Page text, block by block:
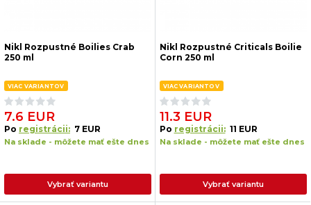
Nikl Rozpustné Boilies Crab
250 ml
VIAC VARIANTOV
7.6 EUR
Po registrácii: 7 EUR
Na sklade - môžete mať ešte dnes
Vybrať variantu
Nikl Rozpustné Criticals Boilie
Corn 250 ml
VIAC VARIANTOV
11.3 EUR
Po registrácii: 11 EUR
Na sklade - môžete mať ešte dnes
Vybrať variantu